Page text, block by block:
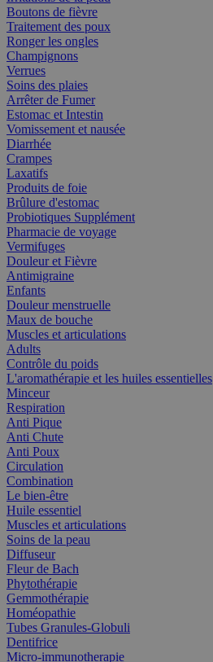
Boutons de fièvre
Traitement des poux
Ronger les ongles
Champignons
Verrues
Soins des plaies
Arrêter de Fumer
Estomac et Intestin
Vomissement et nausée
Diarrhée
Crampes
Laxatifs
Produits de foie
Brûlure d'estomac
Probiotiques Supplément
Pharmacie de voyage
Vermifuges
Douleur et Fièvre
Antimigraine
Enfants
Douleur menstruelle
Maux de bouche
Muscles et articulations
Adults
Contrôle du poids
L'aromathérapie et les huiles essentielles
Minceur
Respiration
Anti Pique
Anti Chute
Anti Poux
Circulation
Combination
Le bien-être
Huile essentiel
Muscles et articulations
Soins de la peau
Diffuseur
Fleur de Bach
Phytothérapie
Gemmothérapie
Homéopathie
Tubes Granules-Globuli
Dentifrice
Micro-immunotherapie